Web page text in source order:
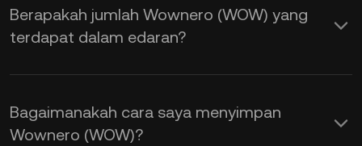
Berapakah jumlah Wownero (WOW) yang
terdapat dalam edaran?
Bagaimanakah cara saya menyimpan
Wownero (WOW)?